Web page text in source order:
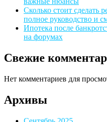
Сколько стоит сделать
полное руководство и
Ипотека после
на форумах
Свежие
Нет комментариев для
Архивы